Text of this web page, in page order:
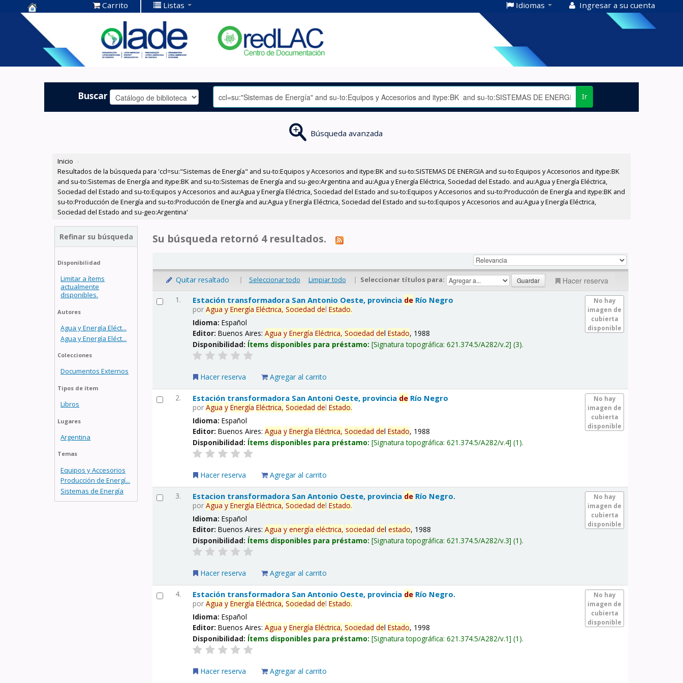
Centro de
Documentación
OLADE -
Carrito Listas Idiomas Ingresar a su cuenta
Buscar Ir
Búsqueda avanzada
Inicio ›
Resultados de la búsqueda para 'ccl=su:"Sistemas de Energía" and su-to:Equipos y Accesorios and itype:BK and su-to:SISTEMAS DE ENERGIA and su-to:Equipos y Accesorios and itype:BK
and su-to:Sistemas de Energía and itype:BK and su-to:Sistemas de Energía and su-geo:Argentina and au:Agua y Energía Eléctrica, Sociedad del Estado. and au:Agua y Energía Eléctrica,
Sociedad del Estado and su-to:Equipos y Accesorios and au:Agua y Energía Eléctrica, Sociedad del Estado and su-to:Equipos y Accesorios and su-to:Producción de Energía and itype:BK and
su-to:Producción de Energía and su-to:Producción de Energía and au:Agua y Energía Eléctrica, Sociedad del Estado and su-to:Equipos y Accesorios and au:Agua y Energía Eléctrica,
Sociedad del Estado and su-geo:Argentina'
Refinar su búsqueda
Disponibilidad
Limitar a ítems
actualmente
disponibles.
Autores
Agua y Energía Eléct...
Agua y Energía Eléct...
Colecciones
Documentos Externos
Tipos de ítem
Libros
Lugares
Argentina
Temas
Equipos y Accesorios
Producción de Energí...
Sistemas de Energía
Su búsqueda retornó 4 resultados.
Quitar resaltado | Seleccionar todo Limpiar todo | Seleccionar títulos para: Hacer reserva
1.
No hay
imagen de
cubierta
disponible
Estación transformadora San Antonio Oeste, provincia de Río Negro
porAgua y Energía Eléctrica, Sociedad delEstado.
Idioma:Español
Editor:Buenos Aires:Agua y Energía Eléctrica, Sociedad delEstado, 1988
Disponibilidad: Ítems disponibles para préstamo: Signatura topográfica:621.374.5/A282/v.2 (3).
Hacer reserva Agregar al carrito
2.
No hay
imagen de
cubierta
disponible
Estación transformadora San Antoni Oeste, provincia de Río Negro
porAgua y Energía Eléctrica, Sociedad delEstado.
Idioma:Español
Editor:Buenos Aires:Agua y Energía Eléctrica, Sociedad delEstado, 1988
Disponibilidad: Ítems disponibles para préstamo: Signatura topográfica:621.374.5/A282/v.4 (1).
Hacer reserva Agregar al carrito
3.
No hay
imagen de
cubierta
disponible
Estacion transformadora San Antonio Oeste, provincia de Río Negro.
porAgua y Energía Eléctrica, Sociedad delEstado.
Idioma:Español
Editor:Buenos Aires:Agua y energía eléctrica, sociedad delestado, 1988
Disponibilidad: Ítems disponibles para préstamo: Signatura topográfica:621.374.5/A282/v.3 (1).
Hacer reserva Agregar al carrito
4.
No hay
imagen de
cubierta
disponible
Estación transformadora San Antonio Oeste, provincia de Río Negro.
porAgua y Energía Eléctrica, Sociedad delEstado.
Idioma:Español
Editor:Buenos Aires:Agua y Energía Eléctrica, Sociedad delEstado, 1998
Disponibilidad: Ítems disponibles para préstamo: Signatura topográfica:621.374.5/A282/v.1 (1).
Hacer reserva Agregar al carrito